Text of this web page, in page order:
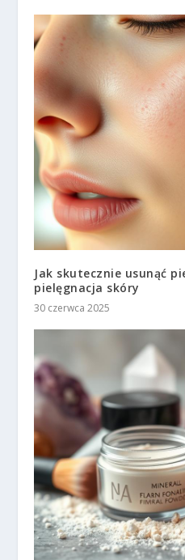
Jak skutecznie usunąć
pielęgnacja skóry
30 czerwca 2025